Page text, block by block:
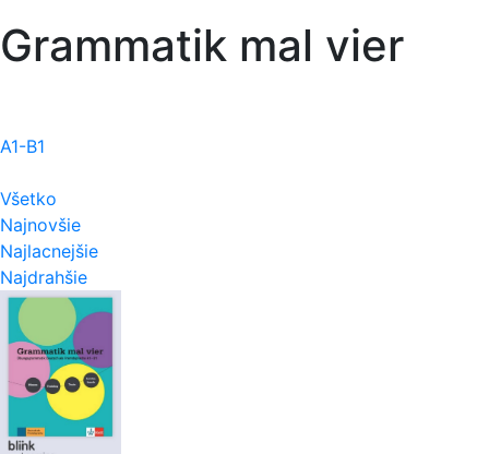
Grammatik mal vier
A1-B1
Všetko
Najnovšie
Najlacnejšie
Najdrahšie